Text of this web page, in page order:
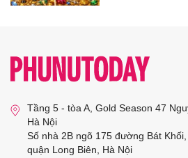
Tầng 5 - tòa A, Gold Season 47
Hà Nội
Số nhà 2B ngõ 175 đường Bát
quận Long Biên, Hà Nội